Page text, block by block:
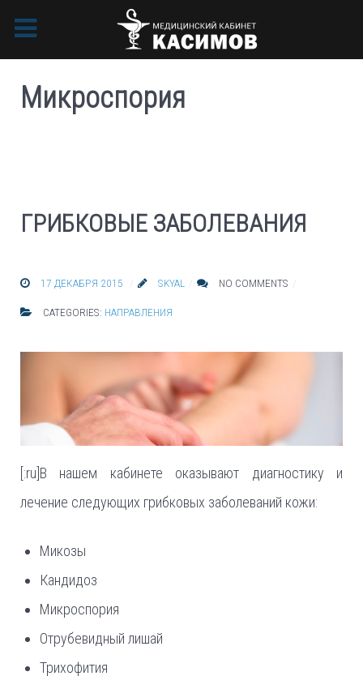
Микроспория
ГРИБКОВЫЕ ЗАБОЛЕВАНИЯ
17 ДЕКАБРЯ 2015 SKYAL NO COMMENTS
CATEGORIES: НАПРАВЛЕНИЯ
[:ru]В нашем кабинете оказывают диагностику и
лечение следующих грибковых заболеваний кожи:
Микозы
Кандидоз
Микроспория
Отрубевидный лишай
Трихофития